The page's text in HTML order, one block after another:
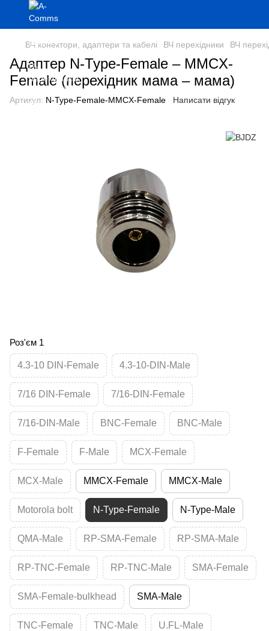
ВЧ конектори, адаптери та кабелі ВЧ перехідники ВЧ
Адаптер N-Type-Female – MMCX-
Female (перехідник мама – мама)
Артикул: N-Type-Female-MMCX-Female Написати відгук
Роз'єм 1
4.3-10 DIN-Female 4.3-10-DIN-Male
7/16 DIN-Female 7/16-DIN-Female
7/16-DIN-Male BNC-Female BNC-Male
F-Female F-Male MCX-Female
MCX-Male MMCX-Female MMCX-Male
Motorola bolt N-Type-Female N-Type-Male
QMA-Male RP-SMA-Female RP-SMA-Male
RP-TNC-Female RP-TNC-Male SMA-Female
SMA-Female-bulkhead SMA-Male
TNC-Female TNC-Male U.FL-Male